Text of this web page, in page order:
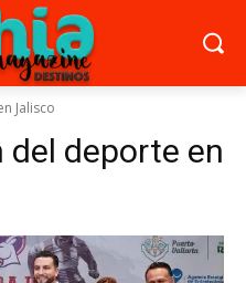
Jalisco
del deporte en